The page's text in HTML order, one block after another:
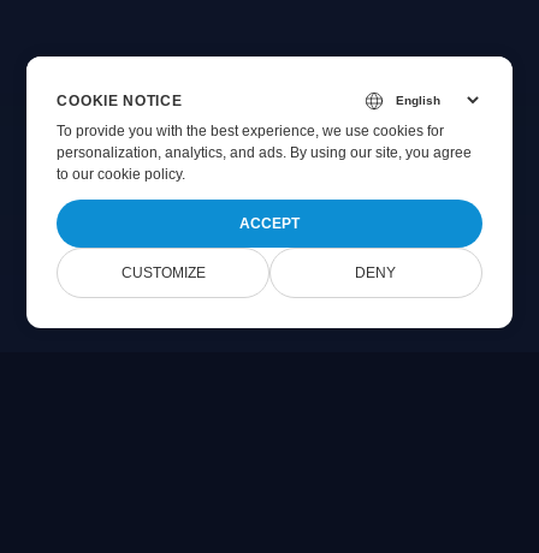
COOKIE NOTICE
To provide you with the best experience, we use cookies for
personalization, analytics, and ads. By using our site, you agree
toour cookie policy.
ACCEPT
CUSTOMIZE DENY